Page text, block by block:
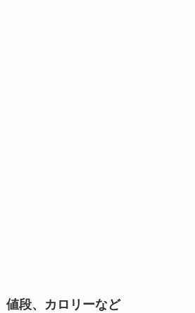
値段、カロリーなど